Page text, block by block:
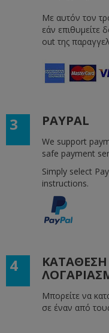
Με αυτόν τον
εάν επιθυμείτε
out της
3 PAYPAL
We support
safe payment
Simply select
instructions.
4
ΚΑΤΑΘΕΣΗ
Μπορείτε να
σε έναν από